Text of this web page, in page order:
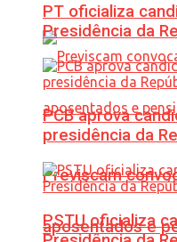
Previscam
aposentados e
PT oficializa
Presidência da
PCB aprova
presidência da
PSTU oficializa